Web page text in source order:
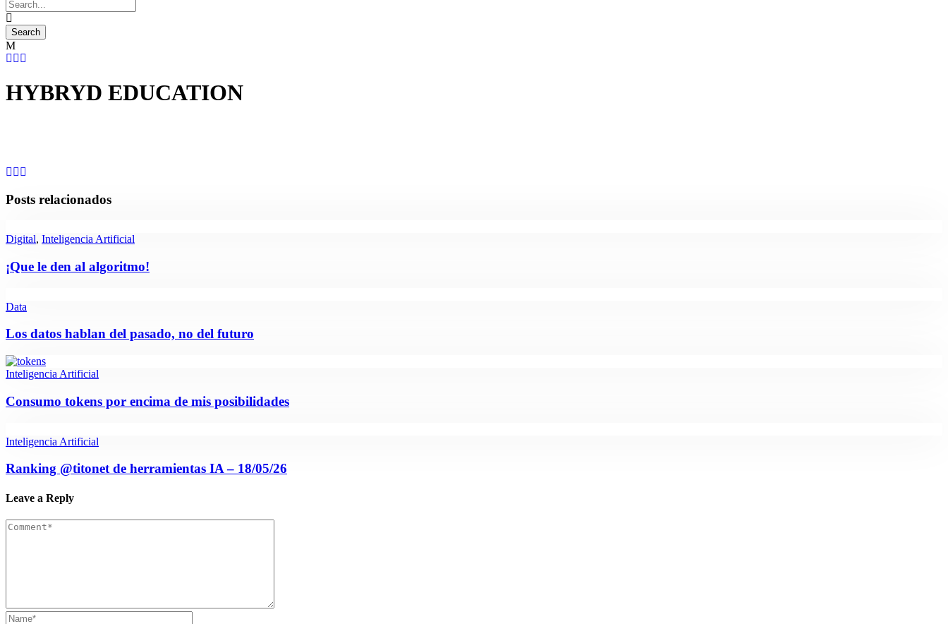
HYBRYD EDUCATION
Posts relacionados
Digital, Inteligencia Artificial
¡Que le den al algoritmo!
Data
Los datos hablan del pasado, no del futuro
Inteligencia Artificial
Consumo tokens por encima de mis posibilidades
Inteligencia Artificial
Ranking @titonet de herramientas IA – 18/05/26
Leave a Reply